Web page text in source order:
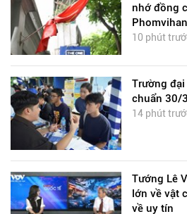
nhớ đồng
10 phút
Trường đại
chuẩn 30/
14 phút
Tướng Lê
lớn về vật
về uy tín